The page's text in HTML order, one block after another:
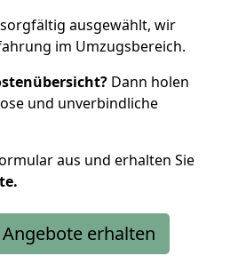
ausgewählt, wir
im Umzugsbereich.
Dann holen
und unverbindliche
aus und erhalten Sie
erhalten